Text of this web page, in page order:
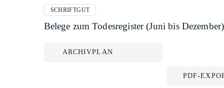
SCHRIFTGUT
Belege zum Todesregister (Juni bis Dezember)
ARCHIVPLAN
PDF-